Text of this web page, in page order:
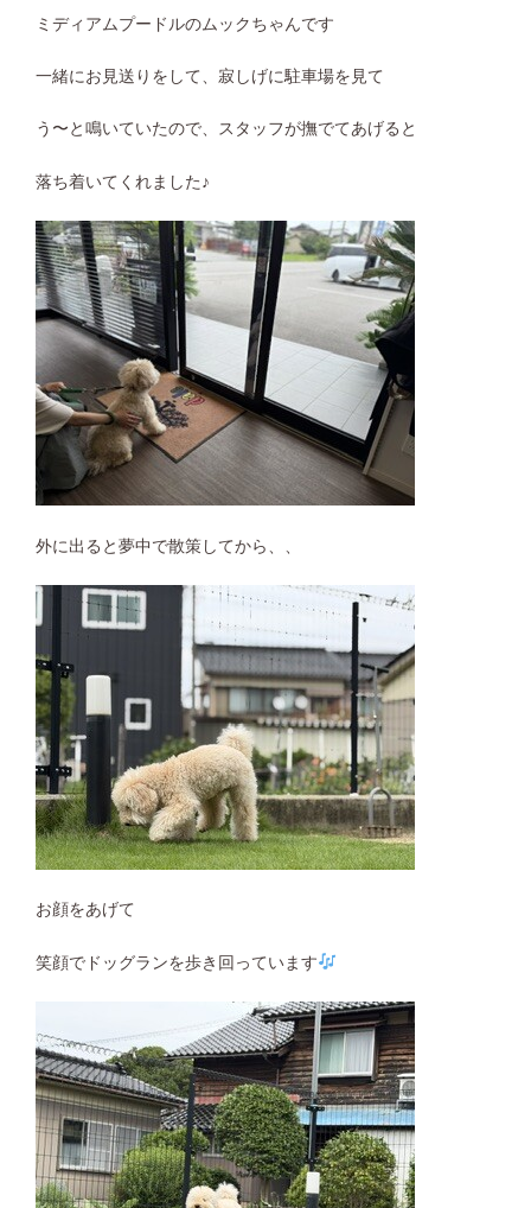
ミディアムプードルのムックちゃんです
一緒にお見送りをして、寂しげに駐車場を見て
う〜と鳴いていたので、スタッフが撫でてあげると
落ち着いてくれました♪
外に出ると夢中で散策してから、、
お顔をあげて
笑顔でドッグランを歩き回っています